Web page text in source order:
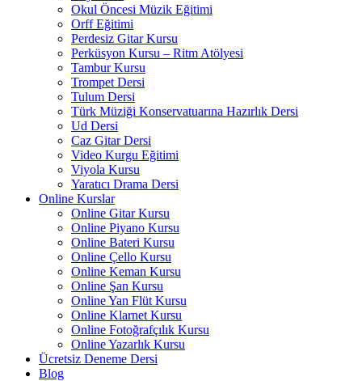
Okul Öncesi Müzik Eğitimi
Orff Eğitimi
Perdesiz Gitar Kursu
Perküsyon Kursu – Ritm Atölyesi
Tambur Kursu
Trompet Dersi
Tulum Dersi
Türk Müziği Konservatuarına Hazırlık Dersi
Ud Dersi
Caz Gitar Dersi
Video Kurgu Eğitimi
Viyola Kursu
Yaratıcı Drama Dersi
Online Kurslar
Online Gitar Kursu
Online Piyano Kursu
Online Bateri Kursu
Online Çello Kursu
Online Keman Kursu
Online Şan Kursu
Online Yan Flüt Kursu
Online Klarnet Kursu
Online Fotoğrafçılık Kursu
Online Yazarlık Kursu
Ücretsiz Deneme Dersi
Blog